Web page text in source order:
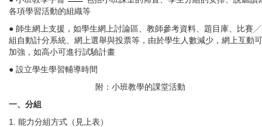
各項學習活動的組織等
● 師生網上支援，如學生網上討論區、教師參考資料、題目庫、比賽
組自動計分系統、網上選舉與投票等，由於學生人數減少，網上互動
加強，如高小可進行試驗計畫
● 設立學生學習輔導時間
附：小班教學的課堂活動
一、分組
1. 能力分組方式（見上表）